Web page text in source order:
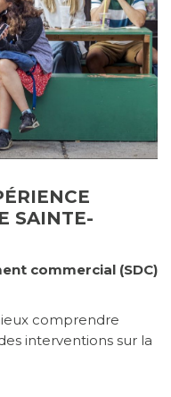
SAINTE-
commercial (SDC)
comprendre
interventions sur la